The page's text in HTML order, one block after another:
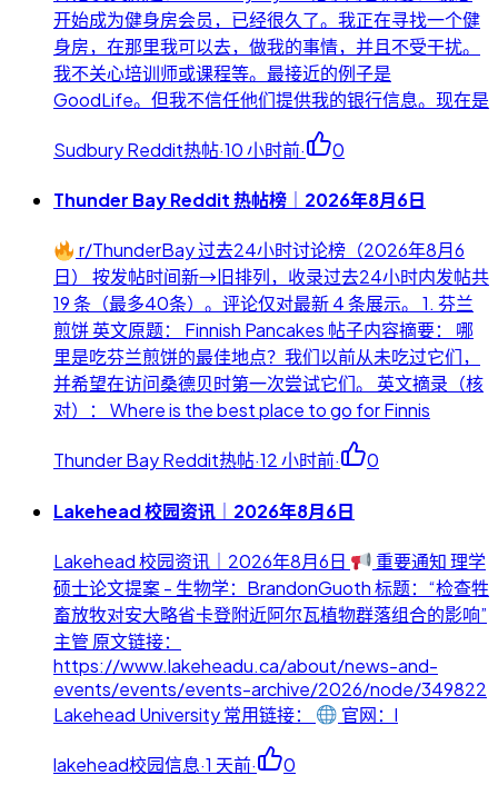
开始成为健身房会员，已经很久了。我正在寻找一个健
身房，在那里我可以去，做我的事情，并且不受干扰。
我不关心培训师或课程等。最接近的例子是
GoodLife。但我不信任他们提供我的银行信息。现在是
Sudbury Reddit热帖·10 小时前· 0
Thunder Bay Reddit 热帖榜｜2026年8月6日
r/ThunderBay 过去24小时讨论榜（2026年8月6
日） 按发帖时间新→旧排列，收录过去24小时内发帖共
19 条（最多40条）。评论仅对最新 4 条展示。 1. 芬兰
煎饼 英文原题： Finnish Pancakes 帖子内容摘要： 哪
里是吃芬兰煎饼的最佳地点？我们以前从未吃过它们，
并希望在访问桑德贝时第一次尝试它们。 英文摘录（核
对）： Where is the best place to go for Finnis
Thunder Bay Reddit热帖·12 小时前· 0
Lakehead 校园资讯｜2026年8月6日
Lakehead 校园资讯｜2026年8月6日
重要通知 理学
硕士论文提案 - 生物学：BrandonGuoth 标题：“检查牲
畜放牧对安大略省卡登附近阿尔瓦植物群落组合的影响”
主管 原文链接：
https://www.lakeheadu.ca/about/news-and-
events/events/events-archive/2026/node/349822
Lakehead University 常用链接：
官网：l
lakehead校园信息·1 天前· 0